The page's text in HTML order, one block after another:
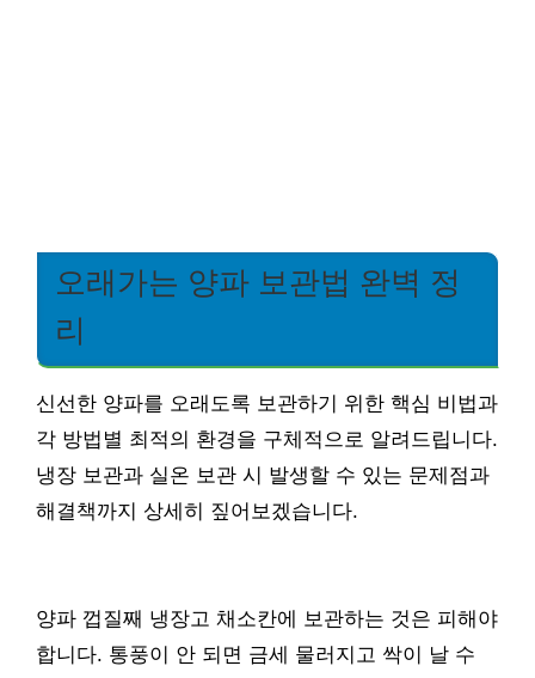
오래가는 양파 보관법 완벽 정
리
신선한 양파를 오래도록 보관하기 위한 핵심 비법과
각 방법별 최적의 환경을 구체적으로 알려드립니다.
냉장 보관과 실온 보관 시 발생할 수 있는 문제점과
해결책까지 상세히 짚어보겠습니다.
양파 껍질째 냉장고 채소칸에 보관하는 것은 피해야
합니다. 통풍이 안 되면 금세 물러지고 싹이 날 수